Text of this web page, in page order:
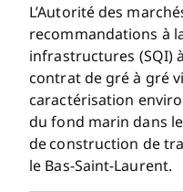
L’Autorité des
recommandations à
infrastructures (SQI)
contrat de gré à gré
caractérisation
du fond marin dans
de construction de
le Bas-Saint-Laurent.